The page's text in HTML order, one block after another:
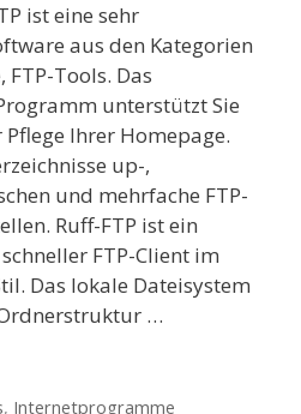
ist eine sehr
aus den Kategorien
Tools. Das
unterstützt Sie
Ihrer Homepage.
up-,
und mehrfache FTP-
Ruff-FTP ist ein
FTP-Client im
Das lokale Dateisystem
…
, Internetprogramme